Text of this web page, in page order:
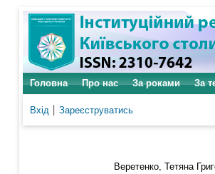
Головна Про нас За роками За
Вхід Зареєструватись
Веретенко, Тетяна